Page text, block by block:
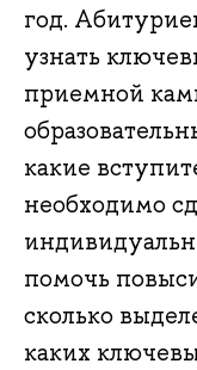
год.
узнать
приемной
какие
необходимо
помочь
сколько
каких